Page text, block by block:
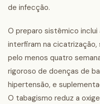
de infecção.
O preparo sistêmico
interfiram na
pelo menos quatro
rigoroso de doenças de
hipertensão, e
O tabagismo reduz a